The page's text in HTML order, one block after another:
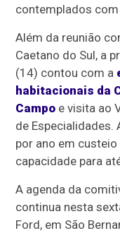
contemplados
Além da reunião
Caetano do Sul, a
(14) contou com a
habitacionais da
Campo e visita ao
de Especialidades.
por ano em
capacidade para
A agenda da
continua nesta
Ford, em São